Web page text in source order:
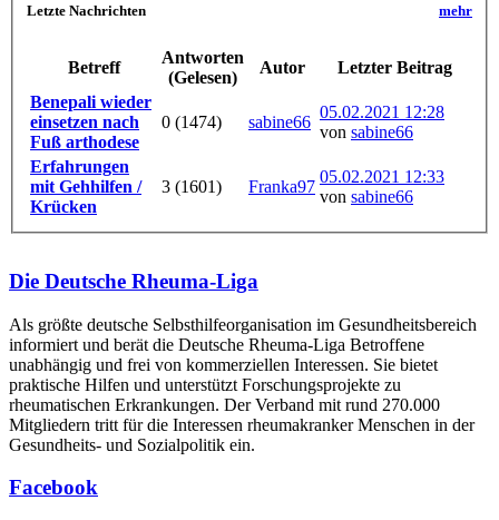
Letzte Nachrichten mehr
Betreff
Antworten
(Gelesen)
Autor
Letzter Beitrag
Benepali wieder
einsetzen nach
Fuß arthodese
0 (1474) sabine66
05.02.2021 12:28
von sabine66
Erfahrungen
mit Gehhilfen /
Krücken
3 (1601) Franka97
05.02.2021 12:33
von sabine66
Die Deutsche Rheuma-Liga
Als größte deutsche Selbsthilfe­organisation im Gesundheitsbereich
informiert und berät die Deutsche Rheuma-Liga Betroffene
unabhängig und frei von kommerziellen Interessen. Sie bietet
praktische Hilfen und unterstützt Forschungsprojekte zu
rheumatischen Erkrankungen. Der Verband mit rund 270.000
Mitgliedern tritt für die Interessen rheumakranker Menschen in der
Gesundheits- und Sozialpolitik ein.
Facebook